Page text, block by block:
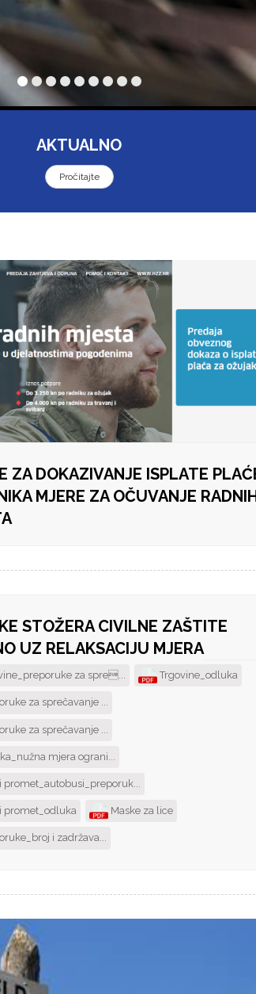
AKTUALNO
Pročitajte
ZA DOKAZIVANJE ISPLATE
MJERE ZA OČUVANJE
STOŽERA CIVILNE ZAŠTITE
UZ RELAKSACIJU MJERA
za spre... Trgovine_odluka
za sprečavanje ...
za sprečavanje ...
mjera ograni...
promet_autobusi_preporuk...
promet_odluka Maske za lice
i zadržava...